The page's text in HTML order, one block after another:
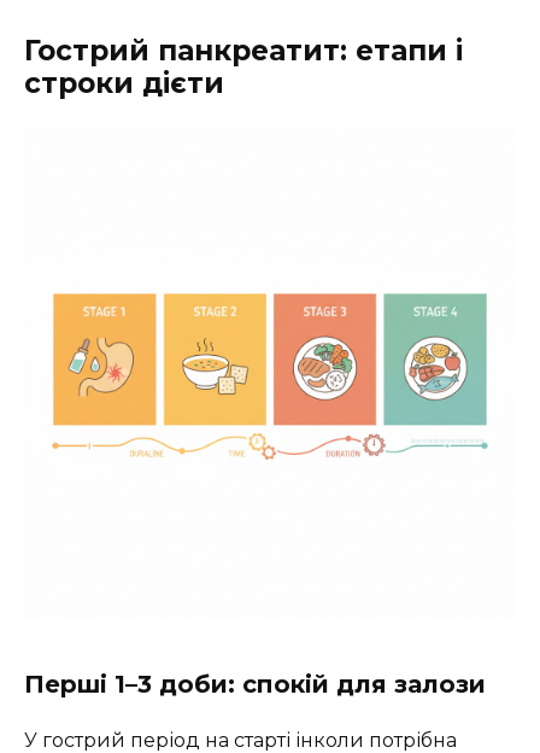
Гострий панкреатит: етапи і
строки дієти
Перші 1–3 доби: спокій для залози
У гострий період на старті інколи потрібна